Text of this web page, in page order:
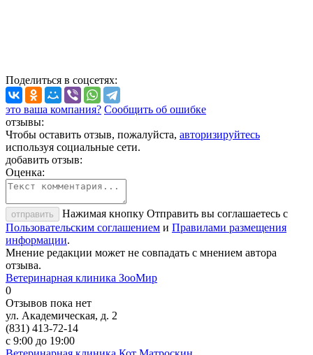
Поделиться в соцсетях:
это ваша компания? Сообщить об ошибке
отзывы:
Чтобы оставить отзыв, пожалуйста, авторизируйтесь
используя социальные сети.
добавить отзыв:
Оценка:
отправить
Нажимая кнопку Отправить вы соглашаетесь с
Пользовательским соглашением и Правилами размещения
информации.
Мнение редакции может не совпадать с мнением автора
отзыва.
Ветеринарная клиника ЗооМир
0
Отзывов пока нет
ул. Академическая, д. 2
(831) 413-72-14
с 9:00 до 19:00